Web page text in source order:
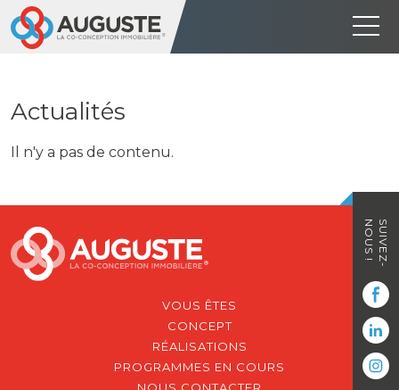
Actualités
Il n'y a pas de contenu.
VOUS ÊTES
CONCEPT
RÉALISATIONS
PROGRAMMES EN COURS
SUIVEZ-
NOUS !